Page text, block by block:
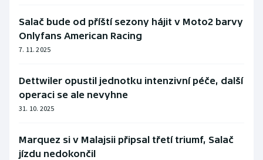
Salač bude od příští sezony hájit v Moto2 barvy
Onlyfans American Racing
7. 11. 2025
Dettwiler opustil jednotku intenzivní péče, další
operaci se ale nevyhne
31. 10. 2025
Marquez si v Malajsii připsal třetí triumf, Salač
jízdu nedokončil